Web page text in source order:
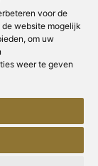
voor de
website mogelijk
, om uw
weer te geven